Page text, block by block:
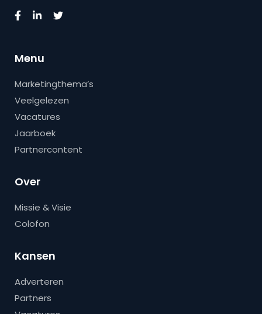
Menu
Marketingthema’s
Veelgelezen
Vacatures
Jaarboek
Partnercontent
Over
Missie & Visie
Colofon
Kansen
Adverteren
Partners